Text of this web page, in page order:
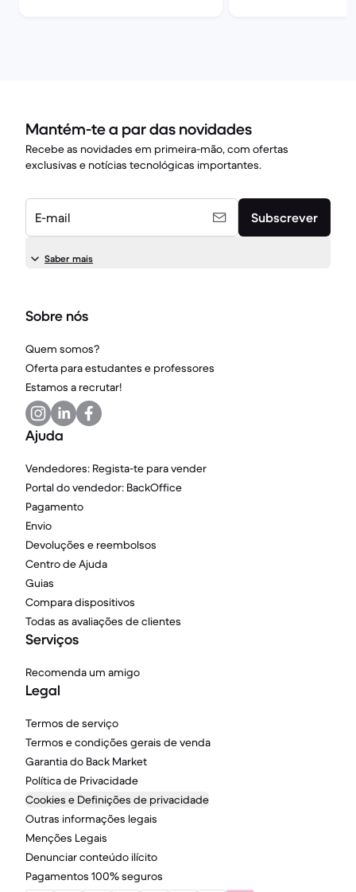
Mantém-te a par das novidades
Recebe as novidades em primeira-mão, com ofertas
exclusivas e notícias tecnológicas importantes.
E-mail Subscrever
Saber mais
Sobre nós
Quem somos?
Oferta para estudantes e professores
Estamos a recrutar!
Ajuda
Vendedores: Regista-te para vender
Portal do vendedor: BackOffice
Pagamento
Envio
Devoluções e reembolsos
Centro de Ajuda
Guias
Compara dispositivos
Todas as avaliações de clientes
Serviços
Recomenda um amigo
Legal
Termos de serviço
Termos e condições gerais de venda
Garantia do Back Market
Política de Privacidade
Cookies e Definições de privacidade
Outras informações legais
Menções Legais
Denunciar conteúdo ilícito
Pagamentos 100% seguros